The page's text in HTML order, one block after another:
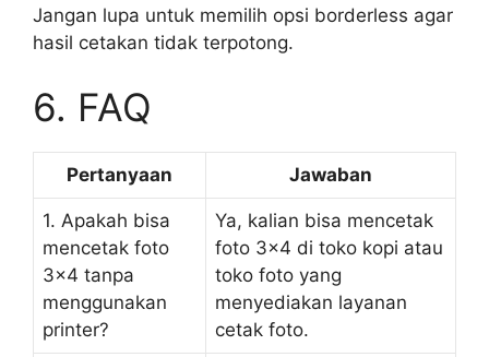
Jangan lupa untuk memilih opsi borderless agar
hasil cetakan tidak terpotong.
6. FAQ
Pertanyaan Jawaban
1. Apakah bisa
mencetak foto
3×4 tanpa
menggunakan
printer?
Ya, kalian bisa mencetak
foto 3×4 di toko kopi atau
toko foto yang
menyediakan layanan
cetak foto.